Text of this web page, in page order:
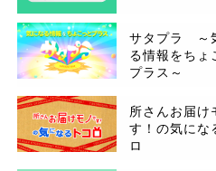
サタプラ ～
る情報をちょ
プラス～
所さんお届け
す！の気にな
ロ